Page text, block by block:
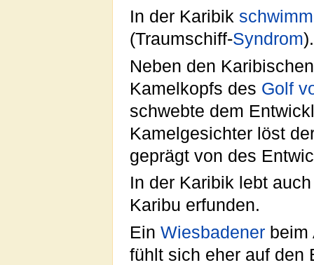
In der Karibik
(Traumschiff-Syndrom).
Neben den
Kamelkopfs des Golf
schwebte dem
Kamelgesichter löst
geprägt von des
In der Karibik lebt
Karibu erfunden.
Ein Wiesbadener
fühlt sich eher auf den